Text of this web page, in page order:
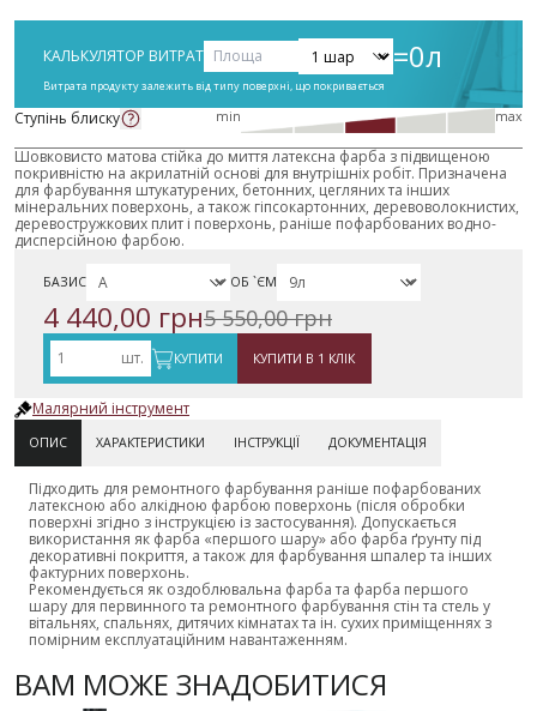
КАЛЬКУЛЯТОР ВИТРАТ =0л
Витрата продукту залежить від типу поверхні, що покривається
Ступінь блиску min max
Шовковисто матова стійка до миття латексна фарба з підвищеною
покривністю на акрилатній основі для внутрішніх робіт. Призначена
для фарбування штукатурених, бетонних, цегляних та інших
мінеральних поверхонь, а також гіпсокартонних, деревоволокнистих,
деревостружкових плит і поверхонь, раніше пофарбованих водно-
дисперсійною фарбою.
БАЗИС ОБ `ЄМ
4 440,00 грн5 550,00 грн
шт. КУПИТИ КУПИТИ В 1 КЛІК
Малярний інструмент
ОПИС ХАРАКТЕРИСТИКИ ІНСТРУКЦІЇ ДОКУМЕНТАЦІЯ
Підходить для ремонтного фарбування раніше пофарбованих
латексною або алкідною фарбою поверхонь (після обробки
поверхні згідно з інструкцією із застосування). Допускається
використання як фарба «першого шару» або фарба ґрунту під
декоративні покриття, а також для фарбування шпалер та інших
фактурних поверхонь.
Рекомендується як оздоблювальна фарба та фарба першого
шару для первинного та ремонтного фарбування стін та стель у
вітальнях, спальнях, дитячих кімнатах та ін. сухих приміщеннях з
помірним експлуатаційним навантаженням.
ВАМ МОЖЕ ЗНАДОБИТИСЯ